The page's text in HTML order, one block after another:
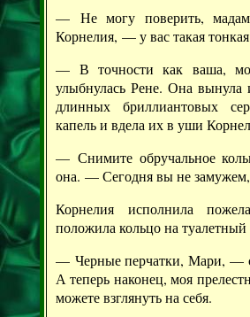
— Не могу поверить,
Корнелия, — у вас такая
— В точности как ваша,
улыбнулась Рене. Она вынула
длинных бриллиантовых
капель и вдела их в уши
— Снимите обручальное
она. — Сегодня вы не замужем,
Корнелия исполнила
положила кольцо на туалетный
— Черные перчатки, Мари, —
А теперь наконец, моя
можете взглянуть на себя.